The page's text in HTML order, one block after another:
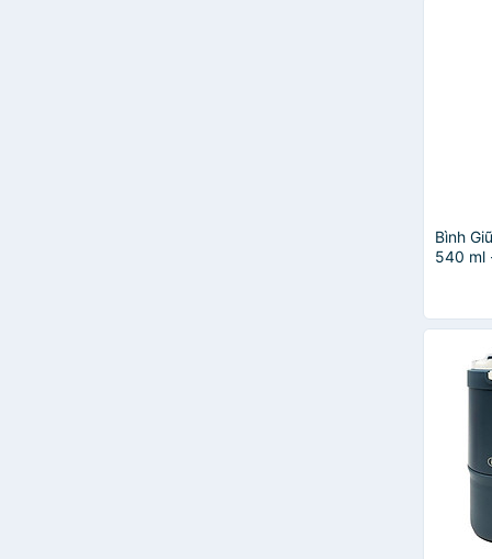
Bình
540 ml
Hồng,